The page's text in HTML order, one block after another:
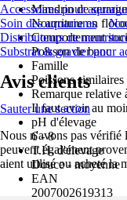
Mandrin de serrage
Nourriture en
Comportement
Poisson de banc
Famille
Poissons similaires
Remarque relative
Il faut avoir au
pH d'élevage
6 - 8
T.H. d'élevage
Douce - moyenne
EAN
2007002619313
Accessoires pour
Soin des aquariums
Distributeurs de
Substrat & gravier pour
Avis clients
Sauter une section
Nous n'avons pas vérifié
peuvent également
aient utilisé ou acheté la